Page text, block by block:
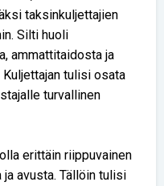
taksinkuljettajien
Silti huoli
ammattitaidosta ja
tulisi osata
turvallinen
erittäin riippuvainen
avusta. Tällöin tulisi